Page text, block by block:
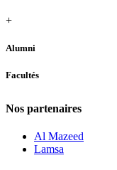
+
Alumni
Facultés
Nos partenaires
Al Mazeed
Lamsa